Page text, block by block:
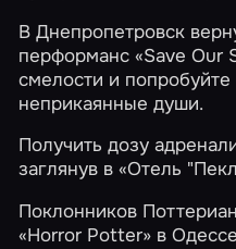
В Днепропетровск
перформанс«Save Our
смелости и попробуйте
неприкаянные души.
Получить дозу
заглянув в«Отель
Поклонников
«Horror Potter» в